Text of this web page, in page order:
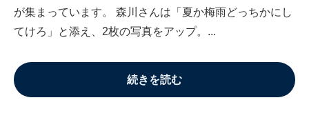
が集まっています。 森川さんは「夏か梅雨どっちかにし
てけろ」と添え、2枚の写真をアップ。...
続きを読む